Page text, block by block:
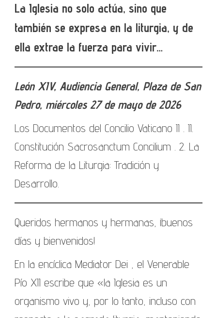
La Iglesia no solo actúa, sino que
también se expresa en la liturgia, y de
ella extrae la fuerza para vivir…
León XIV, Audiencia General, Plaza de San
Pedro, miércoles 27 de mayo de 2026
Los Documentos del Concilio Vaticano II . II.
Constitución Sacrosanctum Concilium . 2. La
Reforma de la Liturgia: Tradición y
Desarrollo.
Queridos hermanos y hermanas, ¡buenos
días y bienvenidos!
En la encíclica Mediator Dei , el Venerable
Pío XII escribe que «la Iglesia es un
organismo vivo y, por lo tanto, incluso con